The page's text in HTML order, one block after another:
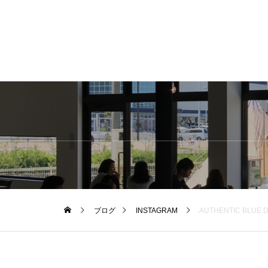
ブログ INSTAGRAM .AUTHENTIC BLUE DENIM13.5ozウェイト